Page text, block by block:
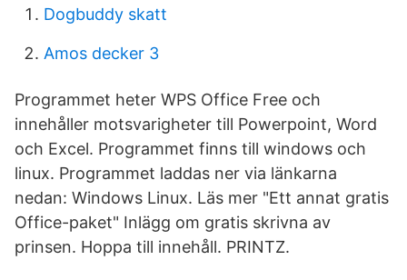
Dogbuddy skatt
Amos decker 3
Programmet heter WPS Office Free och
innehåller motsvarigheter till Powerpoint, Word
och Excel. Programmet finns till windows och
linux. Programmet laddas ner via länkarna
nedan: Windows Linux. Läs mer "Ett annat gratis
Office-paket" Inlägg om gratis skrivna av
prinsen. Hoppa till innehåll. PRINTZ.